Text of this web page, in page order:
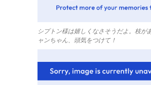
シプトン様は嬉しくなさそうだよ。枝が
ャンちゃん、頭気をつけて！